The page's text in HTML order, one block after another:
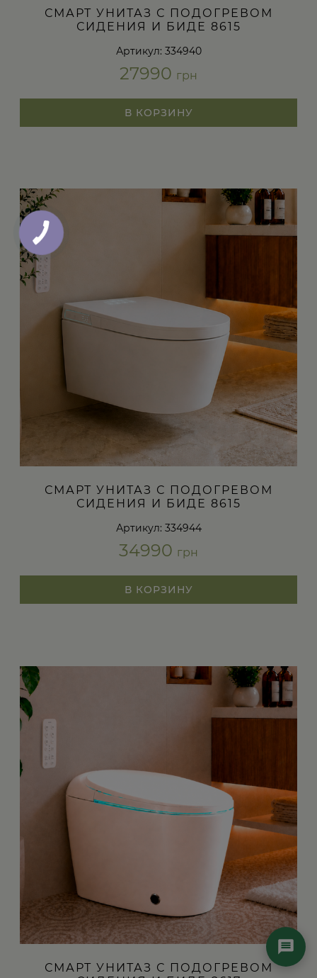
СМАРТ УНИТАЗ С ПОДОГРЕВОМ
СИДЕНИЯ И БИДЕ 8615
Артикул: 334940
27990 грн
В КОРЗИНУ
СМАРТ УНИТАЗ С ПОДОГРЕВОМ
СИДЕНИЯ И БИДЕ 8615
Артикул: 334944
34990 грн
В КОРЗИНУ
СМАРТ УНИТАЗ С ПОДОГРЕВОМ